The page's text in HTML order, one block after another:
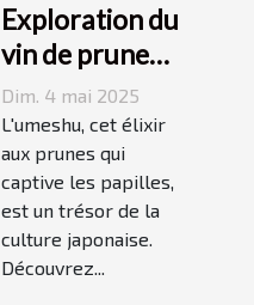
Exploration du
vin de prune
umeshu :
origines,
saveurs et
accords
Dim. 4 mai 2025
L'umeshu, cet élixir
aux prunes qui
captive les papilles,
est un trésor de la
culture japonaise.
Découvrez...